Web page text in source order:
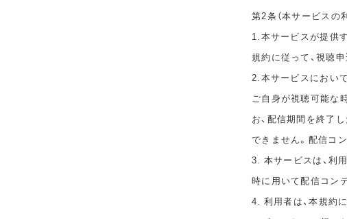
第2条（本サービスの
1.本サービスが提供
規約に従って、視聴
2.本サービスにおい
ご自身が視聴可能な
お、配信期間を終了
できません。配信コ
3. 本サービスは、利
時に用いて配信コン
4. 利用者は、本規約